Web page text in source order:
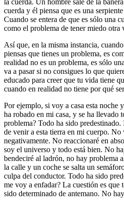
cuerda y él piensa que es una
Cuando se entera de que es sólo una
como el problema de tener miedo otra
Así que, en la misma instancia,
piensas que tienes un problema, es
realidad no es un problema, es sólo
va a pasar si no consigues lo que
educado para creer que tu vida tiene
cuando en realidad no tiene por qué
Por ejemplo, si voy a casa esta noche
ha robado en mi casa, y se ha llevado
problema? Todo ha sido predestinado.
de venir a esta tierra en mi cuerpo. No
negativamente. No reaccionaré en
soy el universo y todo está bien. No
bendeciré al ladrón, no hay problema
la calle y un coche se salta un
culpa del conductor. Todo ha sido
me voy a enfadar? La cuestión es que
sido determinado de antemano. No